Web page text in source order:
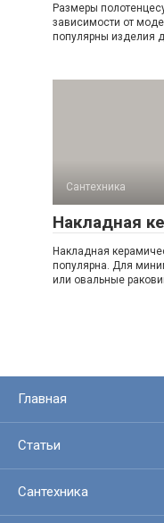
Размеры
зависимости от
популярны изделия
Сантехника
Накладная
Накладная
популярна. Для
или овальные
Главная
Статьи
Сантехника